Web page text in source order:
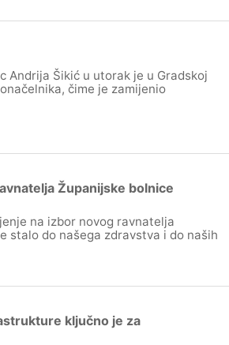
Andrija Šikić u utorak je u Gradskoj
čime je zamijenio
Županijske bolnice
na izbor novog ravnatelja
stalo do našega zdravstva i do naših
ključno je za